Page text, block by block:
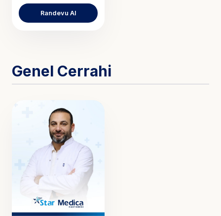
Randevu Al
Genel Cerrahi